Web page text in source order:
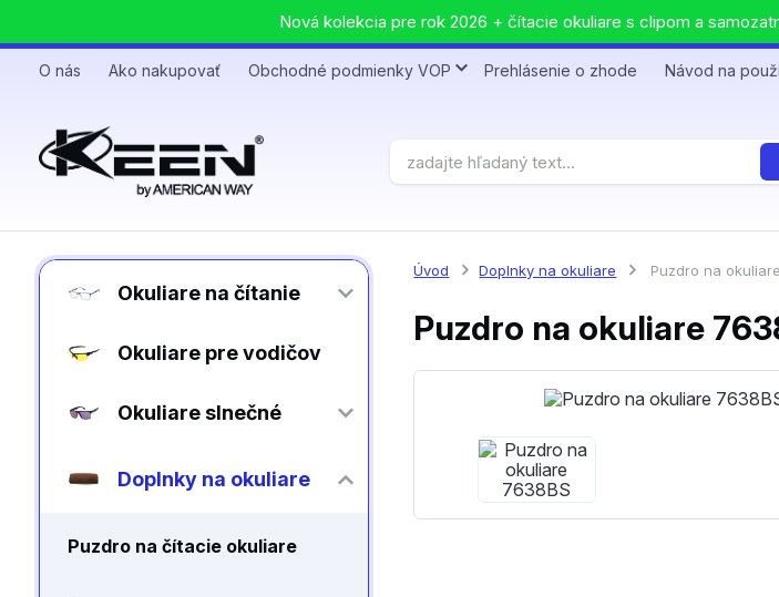
Nová kolekcia pre rok 2026 + čítacie okuliare s clipom a
O nás Ako nakupovať Obchodné podmienky VOP Prehlásenie o zhode Návod na
Okuliare na čítanie
Okuliare pre vodičov
Okuliare slnečné
Doplnky na okuliare
Puzdro na čítacie okuliare
Úvod Doplnky na okuliare Puzdro na
Puzdro na okuliare